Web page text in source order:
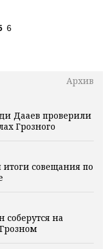
Архив
Дааев проверили
Грозного
совещания по
соберутся на
6